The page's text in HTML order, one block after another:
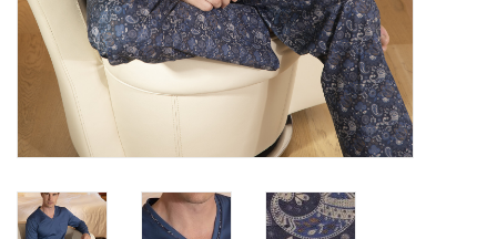
Kinder
Geschenkideen und
Gutscheine
Angebote